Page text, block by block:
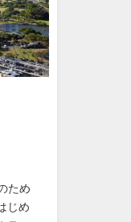
ため
じめ